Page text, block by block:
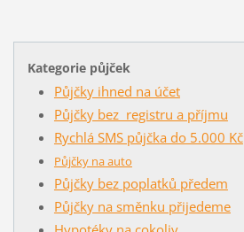
Kategorie půjček
Půjčky ihned na účet
Půjčky bez registru a příjmu
Rychlá SMS půjčka do 5.000 Kč
Půjčky na auto
Půjčky bez poplatků předem
Půjčky na směnku přijedeme